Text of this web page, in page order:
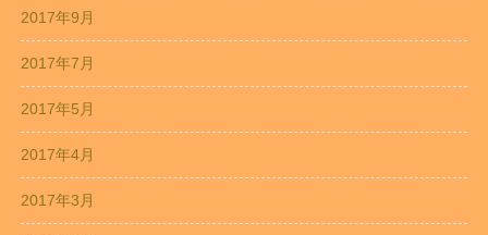
2017年9月
2017年7月
2017年5月
2017年4月
2017年3月